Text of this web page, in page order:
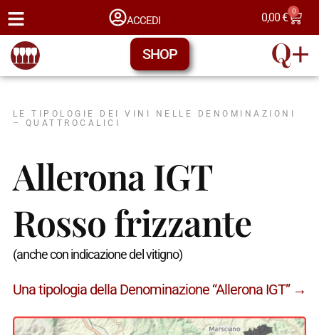
ACCEDI 0,00€ 0
SHOP
LE TIPOLOGIE DEI VINI NELLE DENOMINAZIONI
– QUATTROCALICI
Allerona IGT
Rosso frizzante
(anche con indicazione del vitigno)
Una tipologia della Denominazione “Allerona IGT” →